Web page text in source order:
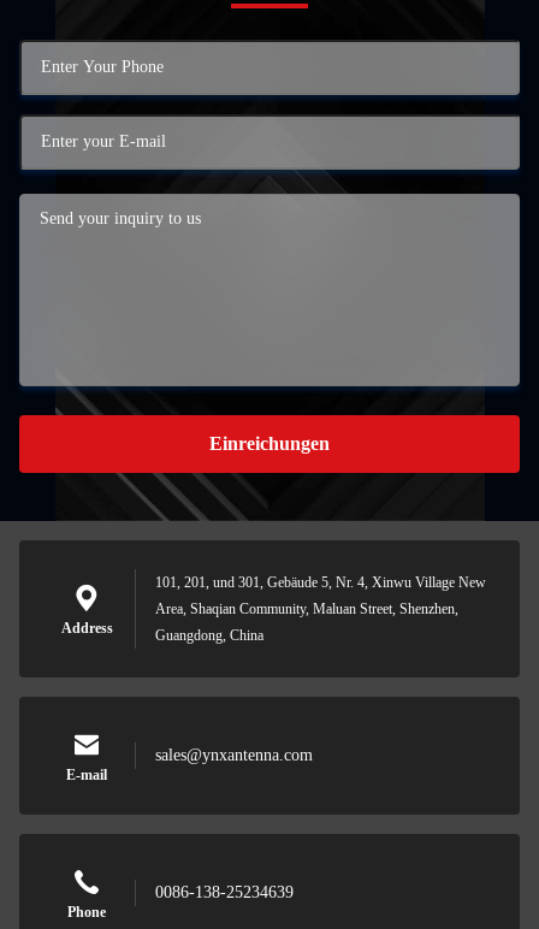
Einreichungen
Address
101, 201, und 301, Gebäude 5, Nr. 4, Xinwu Village New
Area, Shaqian Community, Maluan Street, Shenzhen,
Guangdong, China
E-mail
sales@ynxantenna.com
Phone
0086-138-25234639